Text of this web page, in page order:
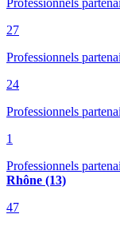
27
Professionnels
24
Professionnels
1
Professionnels
Rhône (13)
47